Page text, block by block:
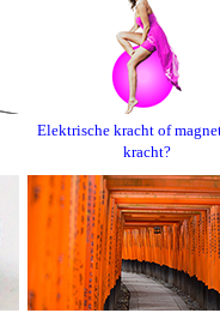
Elektrische kracht of
kracht?